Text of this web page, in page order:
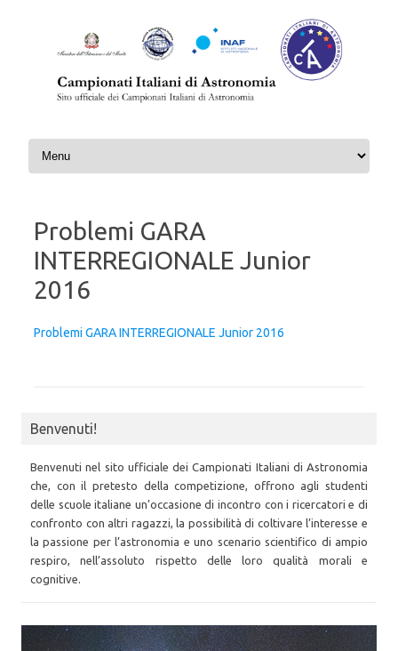
Skip to content
Problemi GARA
INTERREGIONALE Junior
2016
Problemi GARA INTERREGIONALE Junior 2016
Benvenuti!
Benvenuti nel sito ufficiale dei Campionati Italiani di Astronomia
che, con il pretesto della competizione, offrono agli studenti
delle scuole italiane un’occasione di incontro con i ricercatori e di
confronto con altri ragazzi, la possibilità di coltivare l’interesse e
la passione per l’astronomia e uno scenario scientifico di ampio
respiro, nell’assoluto rispetto delle loro qualità morali e
cognitive.